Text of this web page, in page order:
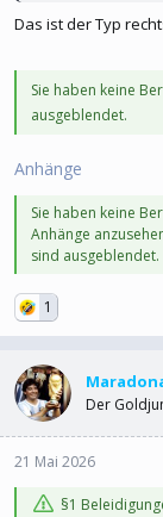
Das ist der Typ
Sie haben keine
ausgeblendet.
Anhänge
Sie haben keine
Anhänge
sind ausgeblendet.
1
Der
21 Mai 2026
§1